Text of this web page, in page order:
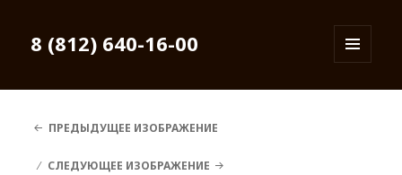
8 (812) 640-16-00
ПРЕДЫДУЩЕЕ ИЗОБРАЖЕНИЕ
СЛЕДУЮЩЕЕ ИЗОБРАЖЕНИЕ